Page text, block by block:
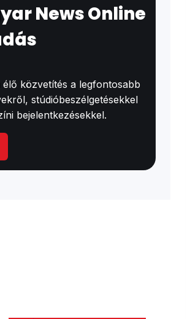
News Online
élő közvetítés a legfontosabb
stúdióbeszélgetésekkel
bejelentkezésekkel.